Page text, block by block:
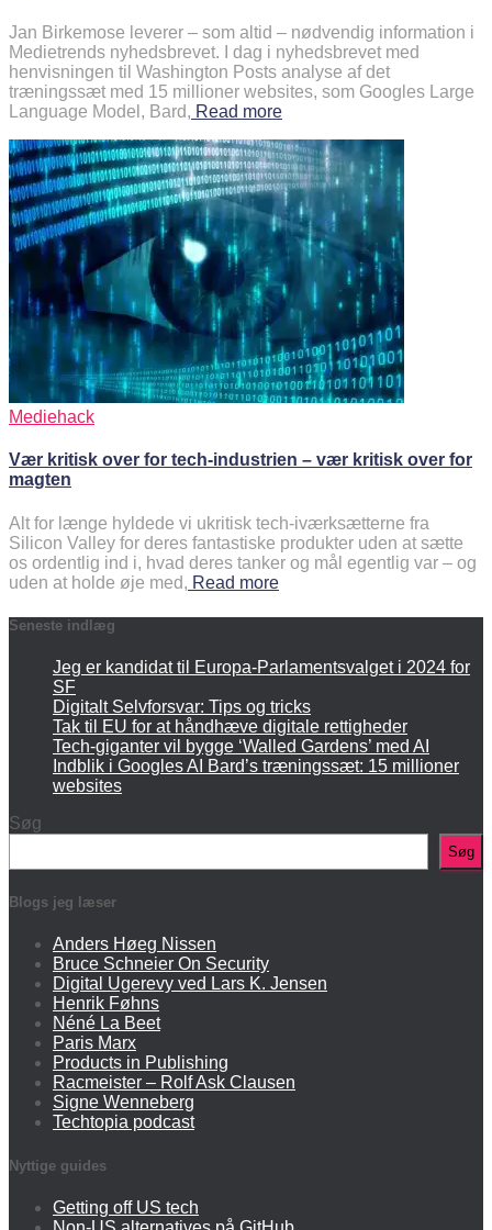
Jan Birkemose leverer – som altid – nødvendig information i
Medietrends nyhedsbrevet. I dag i nyhedsbrevet med
henvisningen til Washington Posts analyse af det
træningssæt med 15 millioner websites, som Googles Large
Language Model, Bard, Read more
Mediehack
Vær kritisk over for tech-industrien – vær kritisk over for
magten
Alt for længe hyldede vi ukritisk tech-iværksætterne fra
Silicon Valley for deres fantastiske produkter uden at sætte
os ordentlig ind i, hvad deres tanker og mål egentlig var – og
uden at holde øje med, Read more
Seneste indlæg
Jeg er kandidat til Europa-Parlamentsvalget i 2024 for
SF
Digitalt Selvforsvar: Tips og tricks
Tak til EU for at håndhæve digitale rettigheder
Tech-giganter vil bygge ‘Walled Gardens’ med AI
Indblik i Googles AI Bard’s træningssæt: 15 millioner
websites
Søg
Søg
Blogs jeg læser
Anders Høeg Nissen
Bruce Schneier On Security
Digital Ugerevy ved Lars K. Jensen
Henrik Føhns
Néné La Beet
Paris Marx
Products in Publishing
Racmeister – Rolf Ask Clausen
Signe Wenneberg
Techtopia podcast
Nyttige guides
Getting off US tech